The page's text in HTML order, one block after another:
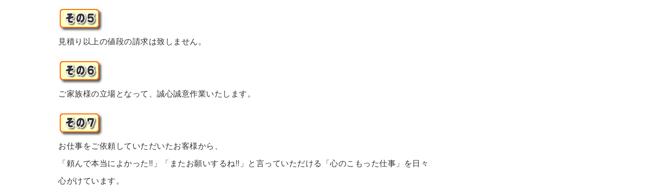
見積り以上の値段の請求は致しません。
ご家族様の立場となって、誠心誠意作業いたします。
お仕事をご依頼していただいたお客様から、
「頼んで本当によかった!!」「またお願いするね!!」と言っていただける「心のこもった仕事」を日々
心がけています。